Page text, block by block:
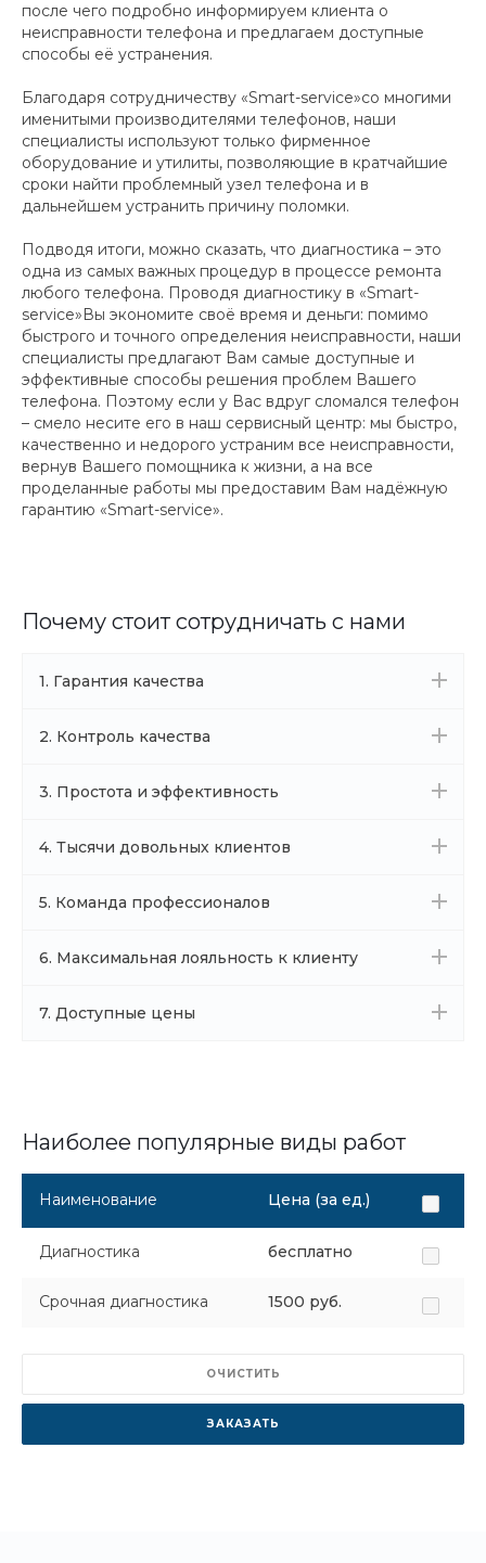
после чего подробно информируем клиента о
неисправности телефона и предлагаем доступные
способы её устранения.
Благодаря сотрудничеству «Smart-service»со многими
именитыми производителями телефонов, наши
специалисты используют только фирменное
оборудование и утилиты, позволяющие в кратчайшие
сроки найти проблемный узел телефона и в
дальнейшем устранить причину поломки.
Подводя итоги, можно сказать, что диагностика – это
одна из самых важных процедур в процессе ремонта
любого телефона. Проводя диагностику в «Smart-
service»Вы экономите своё время и деньги: помимо
быстрого и точного определения неисправности, наши
специалисты предлагают Вам самые доступные и
эффективные способы решения проблем Вашего
телефона. Поэтому если у Вас вдруг сломался телефон
– смело несите его в наш сервисный центр: мы быстро,
качественно и недорого устраним все неисправности,
вернув Вашего помощника к жизни, а на все
проделанные работы мы предоставим Вам надёжную
гарантию «Smart-service».
Почему стоит сотрудничать с нами
1. Гарантия качества
2. Контроль качества
3. Простота и эффективность
4. Тысячи довольных клиентов
5. Команда профессионалов
6. Максимальная лояльность к клиенту
7. Доступные цены
Наиболее популярные виды работ
Наименование Цена (за ед.)
Диагностика бесплатно
Срочная диагностика 1500 руб.
ОЧИСТИТЬ
ЗАКАЗАТЬ